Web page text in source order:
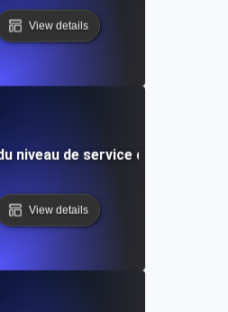
View details
niveau de service des API :
View details